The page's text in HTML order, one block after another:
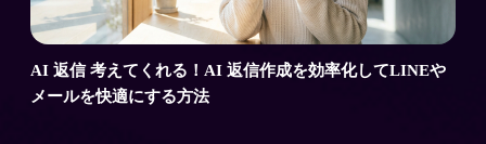
AI 返信 考えてくれる！AI 返信作成を効率化してLINEや
メールを快適にする方法